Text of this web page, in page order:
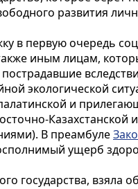
развития
в первую очередь
иным лицам,
экологической
и
Казахстанской
В преамбуле
ущерб
государства, взяла